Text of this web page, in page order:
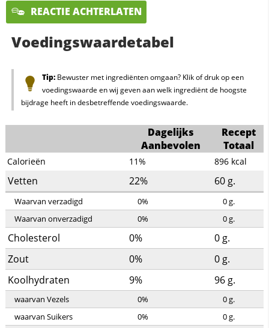
REACTIE ACHTERLATEN
Voedingswaardetabel
Tip:Bewuster met ingrediënten omgaan? Klik of druk op een
voedingswaarde en wij geven aan welk ingrediënt de hoogste
bijdrage heeft in desbetreffende voedingswaarde.
Dagelijks
Aanbevolen
Recept
Totaal
Calorieën 11% 896 kcal
Vetten 22% 60 g.
Waarvan verzadigd 0% 0g.
Waarvan onverzadigd
0% 0g.
Cholesterol 0% 0 g.
Zout
0% 0 g.
Koolhydraten
9% 96 g.
waarvan Vezels 0% 0g.
waarvan Suikers
0% 0g.